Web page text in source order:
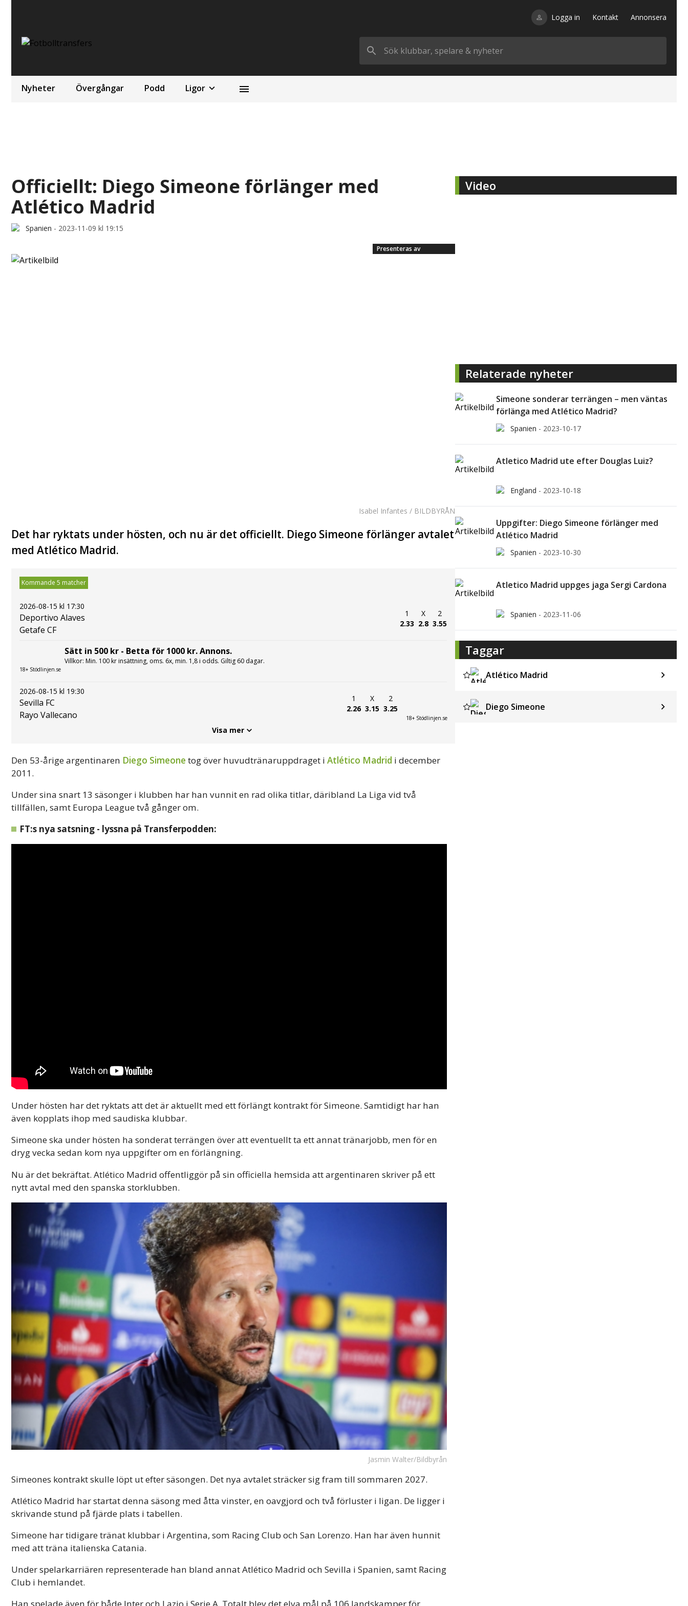
Logga in Kontakt Annonsera
Nyheter Övergångar Podd Ligor
Officiellt: Diego Simeone förlänger med
Atlético Madrid
Spanien - 2023-11-09 kl 19:15
Presenteras av
Isabel Infantes / BILDBYRÅN
Det har ryktats under hösten, och nu är det officiellt. Diego Simeone förlänger avtalet
med Atlético Madrid.
Kommande 5 matcher
2026-08-15 kl 17:30
Deportivo Alaves
Getafe CF
1
2.33
X
2.8
2
3.55
18+ Stödlinjen.se
Sätt in 500 kr - Betta för 1000 kr. Annons.
Villkor: Min. 100 kr insättning, oms. 6x, min. 1,8 i odds. Giltig 60 dagar.
2026-08-15 kl 19:30
Sevilla FC
Rayo Vallecano
1
2.26
X
3.15
2
3.25
18+ Stödlinjen.se
Visa mer
Den 53-årige argentinaren Diego Simeone tog över huvudtränaruppdraget i Atlético Madrid i december
2011.
Under sina snart 13 säsonger i klubben har han vunnit en rad olika titlar, däribland La Liga vid två
tillfällen, samt Europa League två gånger om.
FT:s nya satsning - lyssna på Transferpodden:
Under hösten har det ryktats att det är aktuellt med ett förlängt kontrakt för Simeone. Samtidigt har han
även kopplats ihop med saudiska klubbar.
Simeone ska under hösten ha sonderat terrängen över att eventuellt ta ett annat tränarjobb, men för en
dryg vecka sedan kom nya uppgifter om en förlängning.
Nu är det bekräftat. Atlético Madrid offentliggör på sin officiella hemsida att argentinaren skriver på ett
nytt avtal med den spanska storklubben.
Jasmin Walter/Bildbyrån
Simeones kontrakt skulle löpt ut efter säsongen. Det nya avtalet sträcker sig fram till sommaren 2027.
Atlético Madrid har startat denna säsong med åtta vinster, en oavgjord och två förluster i ligan. De ligger i
skrivande stund på fjärde plats i tabellen.
Simeone har tidigare tränat klubbar i Argentina, som Racing Club och San Lorenzo. Han har även hunnit
med att träna italienska Catania.
Under spelarkarriären representerade han bland annat Atlético Madrid och Sevilla i Spanien, samt Racing
Club i hemlandet.
Video
Relaterade nyheter
Simeone sonderar terrängen – men väntas
förlänga med Atlético Madrid?
Spanien - 2023-10-17
Atletico Madrid ute efter Douglas Luiz?
England - 2023-10-18
Uppgifter: Diego Simeone förlänger med
Atlético Madrid
Spanien - 2023-10-30
Atletico Madrid uppges jaga Sergi Cardona
Spanien - 2023-11-06
Taggar
Atlético Madrid
Diego Simeone